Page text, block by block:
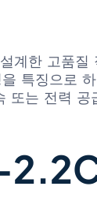
계한 고품
특징으로
또는 전력 공